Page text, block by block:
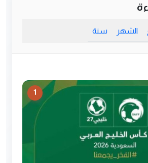
الشهر سنة
1